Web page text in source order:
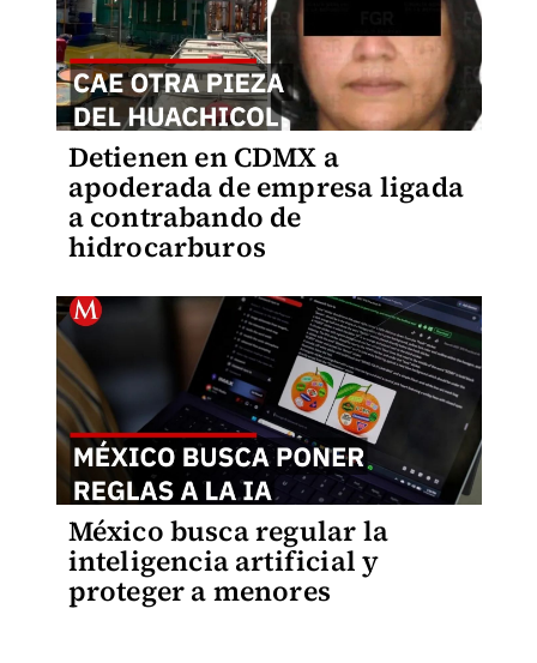
Detienen en CDMX a
apoderada de empresa ligada
a contrabando de
hidrocarburos
México busca regular la
inteligencia artificial y
proteger a menores